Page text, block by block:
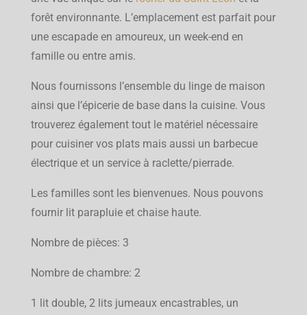
forêt environnante. L’emplacement est parfait pour
une escapade en amoureux, un week-end en
famille ou entre amis.
Nous fournissons l’ensemble du linge de maison
ainsi que l’épicerie de base dans la cuisine. Vous
trouverez également tout le matériel nécessaire
pour cuisiner vos plats mais aussi un barbecue
électrique et un service à raclette/pierrade.
Les familles sont les bienvenues. Nous pouvons
fournir lit parapluie et chaise haute.
Nombre de pièces: 3
Nombre de chambre: 2
1 lit double, 2 lits jumeaux encastrables, un